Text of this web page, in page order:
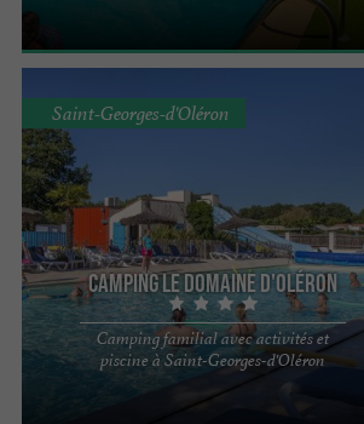
Camping Le Domaine d'Oléron
Camping familial avec activités et
piscine à Saint-Georges-d'Oléron
Saint-Georges-d'Oléron
Bienvenue à Saint Georges d’Oléron, sur l’ile la
lumineuse ! Partez à la découverte de Saint